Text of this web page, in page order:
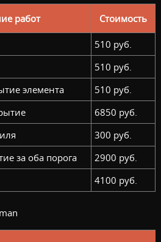
работ Стоимость
510 руб.
510 руб.
элемента
510 руб.
6850 руб.
300 руб.
за оба порога
2900 руб.
4100 руб.